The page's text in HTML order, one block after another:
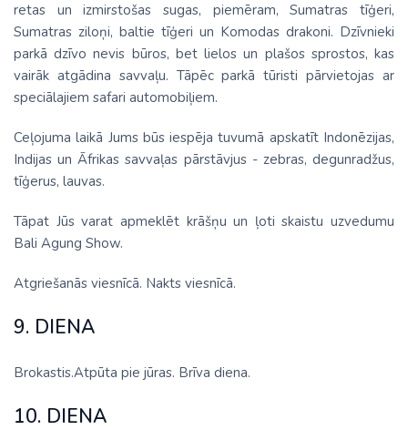
retas un izmirstošas sugas, piemēram, Sumatras tīģeri,
Sumatras ziloņi, baltie tīģeri un Komodas drakoni. Dzīvnieki
parkā dzīvo nevis būros, bet lielos un plašos sprostos, kas
vairāk atgādina savvaļu. Tāpēc parkā tūristi pārvietojas ar
speciālajiem safari automobiļiem.
Ceļojuma laikā Jums būs iespēja tuvumā apskatīt Indonēzijas,
Indijas un Āfrikas savvaļas pārstāvjus - zebras, degunradžus,
tīģerus, lauvas.
Tāpat Jūs varat apmeklēt krāšņu un ļoti skaistu uzvedumu
Bali Agung Show.
Atgriešanās viesnīcā. Nakts viesnīcā.
9. DIENA
Brokastis.Atpūta pie jūras. Brīva diena.
10. DIENA